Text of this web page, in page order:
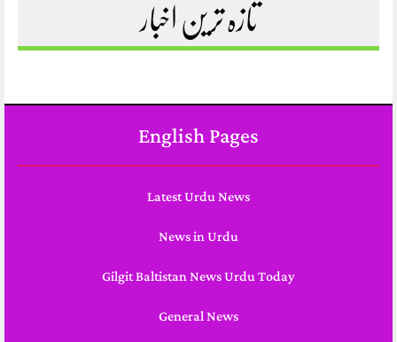
تازہ ترین اخبار
English Pages
Latest Urdu News
News in Urdu
Gilgit Baltistan News Urdu Today
General News